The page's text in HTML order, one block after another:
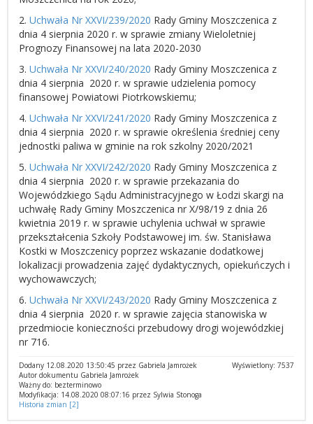
2. Uchwała Nr XXVI/239/2020 Rady Gminy Moszczenica z
dnia 4 sierpnia 2020 r. w sprawie zmiany Wieloletniej
Prognozy Finansowej na lata 2020-2030
3. Uchwała Nr XXVI/240/2020 Rady Gminy Moszczenica z
dnia 4 sierpnia 2020 r. w sprawie udzielenia pomocy
finansowej Powiatowi Piotrkowskiemu;
4. Uchwała Nr XXVI/241/2020 Rady Gminy Moszczenica z
dnia 4 sierpnia 2020 r. w sprawie określenia średniej ceny
jednostki paliwa w gminie na rok szkolny 2020/2021
5. Uchwała Nr XXVI/242/2020 Rady Gminy Moszczenica z
dnia 4 sierpnia 2020 r. w sprawie przekazania do
Wojewódzkiego Sądu Administracyjnego w Łodzi skargi na
uchwałę Rady Gminy Moszczenica nr X/98/19 z dnia 26
kwietnia 2019 r. w sprawie uchylenia uchwał w sprawie
przekształcenia Szkoły Podstawowej im. św. Stanisława
Kostki w Moszczenicy poprzez wskazanie dodatkowej
lokalizacji prowadzenia zajęć dydaktycznych, opiekuńczych i
wychowawczych;
6. Uchwała Nr XXVI/243/2020 Rady Gminy Moszczenica z
dnia 4 sierpnia 2020 r. w sprawie zajęcia stanowiska w
przedmiocie konieczności przebudowy drogi wojewódzkiej
nr 716.
Wyświetlony: 7537
Dodany 12.08.2020 13:50:45 przez Gabriela Jamrożek
Autor dokumentu Gabriela Jamrożek
Ważny do: bezterminowo
Modyfikacja: 14.08.2020 08:07:16 przez Sylwia Stonoga
Historia zmian [2]